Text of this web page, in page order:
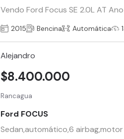
Vendo Ford Focus SE 2.0L AT
2015 Bencina Automática
Alejandro
Rancagua
Ford FOCUS
Sedan,automático,6
$8.400.000